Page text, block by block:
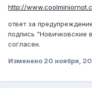
http://
ответ за
подпись "Новичковские
согласен.
Изменено 20 ноября,